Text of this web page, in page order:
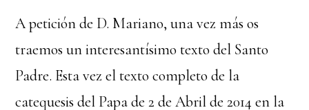
A petición de D. Mariano, una vez más os
traemos un interesantísimo texto del Santo
Padre. Esta vez el texto completo de la
catequesis del Papa de 2 de Abril de 2014 en la